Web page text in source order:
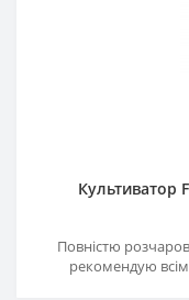
Культиватор
Повністю
рекомендую